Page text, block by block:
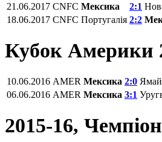
21.06.2017 CNFC Мексика 2:1
18.06.2017 CNFC Португалія 2:2
Кубок Америки
10.06.2016 AMER Мексика 2:0
06.06.2016 AMER Мексика 3:1
2015-16,